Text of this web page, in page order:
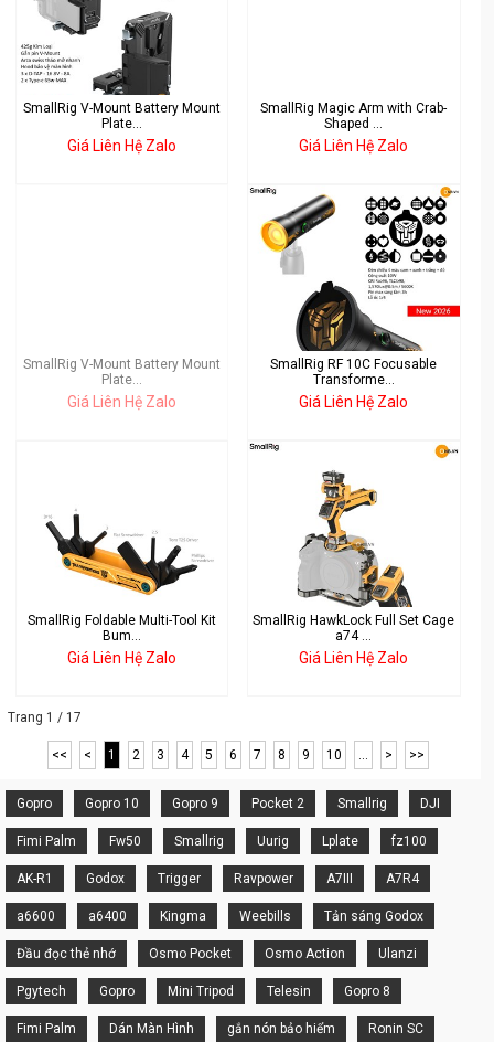
SmallRig V-Mount Battery Mount
Plate...
Giá Liên Hệ Zalo
SmallRig Magic Arm with Crab-
Shaped ...
Giá Liên Hệ Zalo
SmallRig V-Mount Battery Mount
Plate...
Giá Liên Hệ Zalo
SmallRig RF 10C Focusable
Transforme...
Giá Liên Hệ Zalo
SmallRig Foldable Multi-Tool Kit
Bum...
Giá Liên Hệ Zalo
SmallRig HawkLock Full Set Cage
a74 ...
Giá Liên Hệ Zalo
Trang 1 / 17
<< < 1 2 3 4 5 6 7 8 9 10 ... > >>
Gopro Gopro 10 Gopro 9 Pocket 2 Smallrig DJI
Fimi Palm Fw50 Smallrig Uurig Lplate fz100
AK-R1 Godox Trigger Ravpower A7III A7R4
a6600 a6400 Kingma Weebills Tản sáng Godox
Đầu đọc thẻ nhớ Osmo Pocket Osmo Action Ulanzi
Pgytech Gopro Mini Tripod Telesin Gopro 8
Fimi Palm Dán Màn Hình gắn nón bảo hiểm Ronin SC